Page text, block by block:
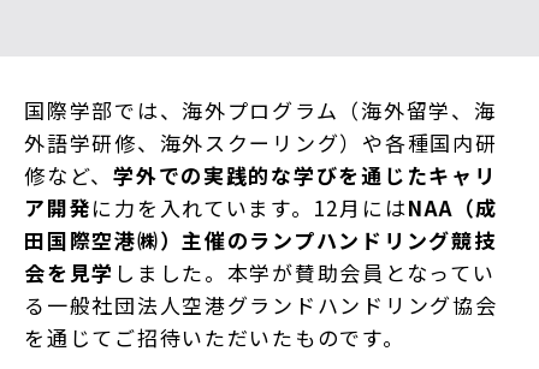
国際学部では、海外プログラム（海外留学、海
外語学研修、海外スクーリング）や各種国内研
修など、学外での実践的な学びを通じたキャリ
ア開発に力を入れています。12月にはNAA（成
田国際空港㈱）主催のランプハンドリング競技
会を見学 しました。本学が賛助会員となってい
る一般社団法人空港グランドハンドリング協会
を通じてご招待いただいたものです。